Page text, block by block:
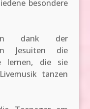
besondere
dank der
Jesuiten die
lernen, die sie
tanzen